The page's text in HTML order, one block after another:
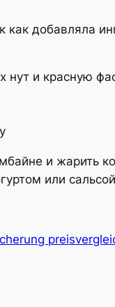
как добавляла
нут и красную
и жарить
или